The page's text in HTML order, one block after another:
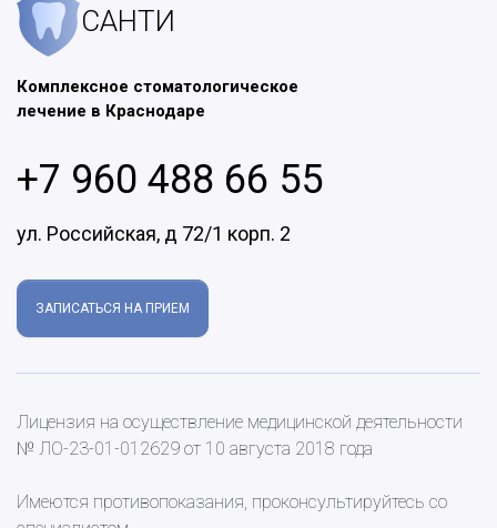
САНТИ
Комплексное стоматологическое
лечение в Краснодаре
+7 960 488 66 55
ул. Российская, д 72/1 корп. 2
ЗАПИСАТЬСЯ НА ПРИЕМ
Лицензия на осуществление медицинской деятельности
№ ЛО-23-01-012629 от 10 августа 2018 года
Имеются противопоказания, проконсультируйтесь со